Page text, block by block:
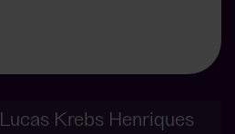
Lucas Krebs Henriques